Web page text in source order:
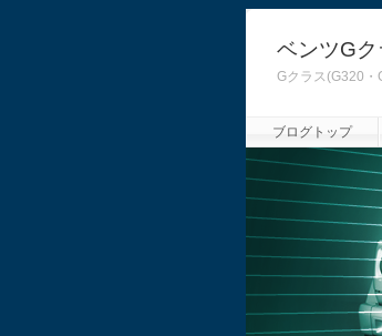
ベンツG
Gクラス(G320
ブログトップ